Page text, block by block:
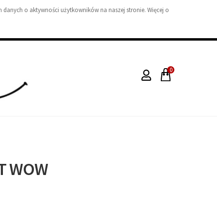
o aktywności użytkowników na naszej stronie. Więcej o
0
WOW